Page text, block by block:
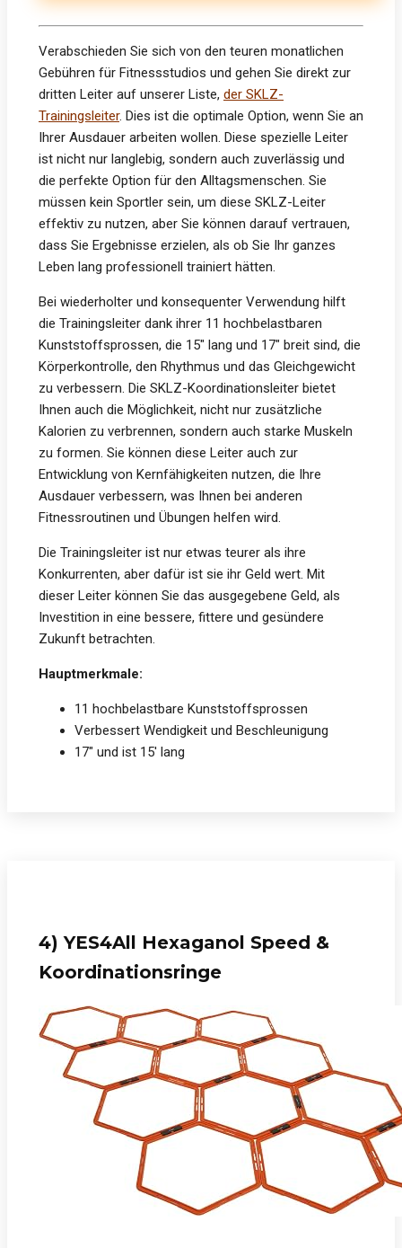
Verabschieden Sie sich von den teuren monatlichen
Gebühren für Fitnessstudios und gehen Sie direkt zur
dritten Leiter auf unserer Liste, der SKLZ-
Trainingsleiter. Dies ist die optimale Option, wenn Sie an
Ihrer Ausdauer arbeiten wollen. Diese spezielle Leiter
ist nicht nur langlebig, sondern auch zuverlässig und
die perfekte Option für den Alltagsmenschen. Sie
müssen kein Sportler sein, um diese SKLZ-Leiter
effektiv zu nutzen, aber Sie können darauf vertrauen,
dass Sie Ergebnisse erzielen, als ob Sie Ihr ganzes
Leben lang professionell trainiert hätten.
Bei wiederholter und konsequenter Verwendung hilft
die Trainingsleiter dank ihrer 11 hochbelastbaren
Kunststoffsprossen, die 15″ lang und 17″ breit sind, die
Körperkontrolle, den Rhythmus und das Gleichgewicht
zu verbessern. Die SKLZ-Koordinationsleiter bietet
Ihnen auch die Möglichkeit, nicht nur zusätzliche
Kalorien zu verbrennen, sondern auch starke Muskeln
zu formen. Sie können diese Leiter auch zur
Entwicklung von Kernfähigkeiten nutzen, die Ihre
Ausdauer verbessern, was Ihnen bei anderen
Fitnessroutinen und Übungen helfen wird.
Die Trainingsleiter ist nur etwas teurer als ihre
Konkurrenten, aber dafür ist sie ihr Geld wert. Mit
dieser Leiter können Sie das ausgegebene Geld, als
Investition in eine bessere, fittere und gesündere
Zukunft betrachten.
Hauptmerkmale:
11 hochbelastbare Kunststoffsprossen
Verbessert Wendigkeit und Beschleunigung
17″ und ist 15′ lang
4) YES4All Hexaganol Speed &
Koordinationsringe